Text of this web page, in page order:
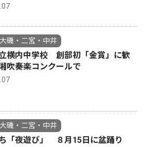
磯・二宮・中井
横内中学校 創部初「金賞」に歓
吹奏楽コンクールで
磯・二宮・中井
「夜遊び」 ８月15日に盆踊り